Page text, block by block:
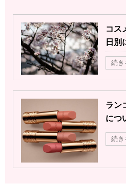
コス
日別
続き
ラン
につ
続き